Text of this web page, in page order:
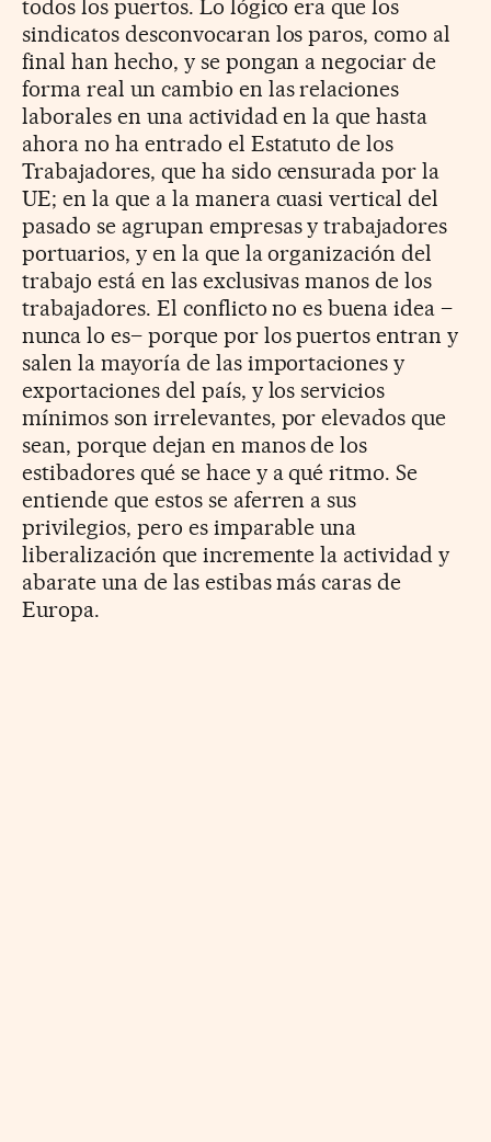
todos los puertos. Lo lógico era que los
sindicatos desconvocaran los paros, como al
final han hecho, y se pongan a negociar de
forma real un cambio en las relaciones
laborales en una actividad en la que hasta
ahora no ha entrado el Estatuto de los
Trabajadores, que ha sido censurada por la
UE; en la que a la manera cuasi vertical del
pasado se agrupan empresas y trabajadores
portuarios, y en la que la organización del
trabajo está en las exclusivas manos de los
trabajadores. El conflicto no es buena idea –
nunca lo es– porque por los puertos entran y
salen la mayoría de las importaciones y
exportaciones del país, y los servicios
mínimos son irrelevantes, por elevados que
sean, porque dejan en manos de los
estibadores qué se hace y a qué ritmo. Se
entiende que estos se aferren a sus
privilegios, pero es imparable una
liberalización que incremente la actividad y
abarate una de las estibas más caras de
Europa.